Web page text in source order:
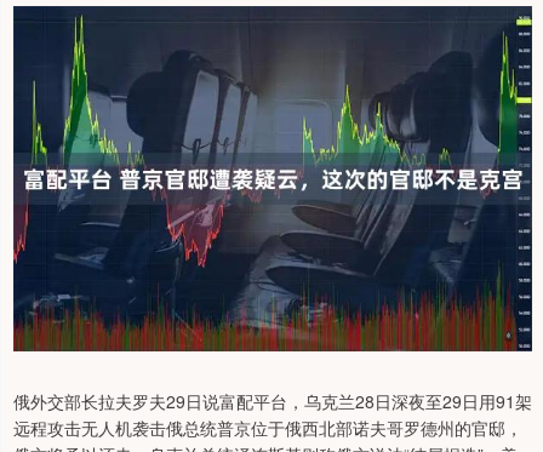
俄外交部长拉夫罗夫29日说富配平台，乌克兰28日深夜至29日用91架
远程攻击无人机袭击俄总统普京位于俄西北部诺夫哥罗德州的官邸，